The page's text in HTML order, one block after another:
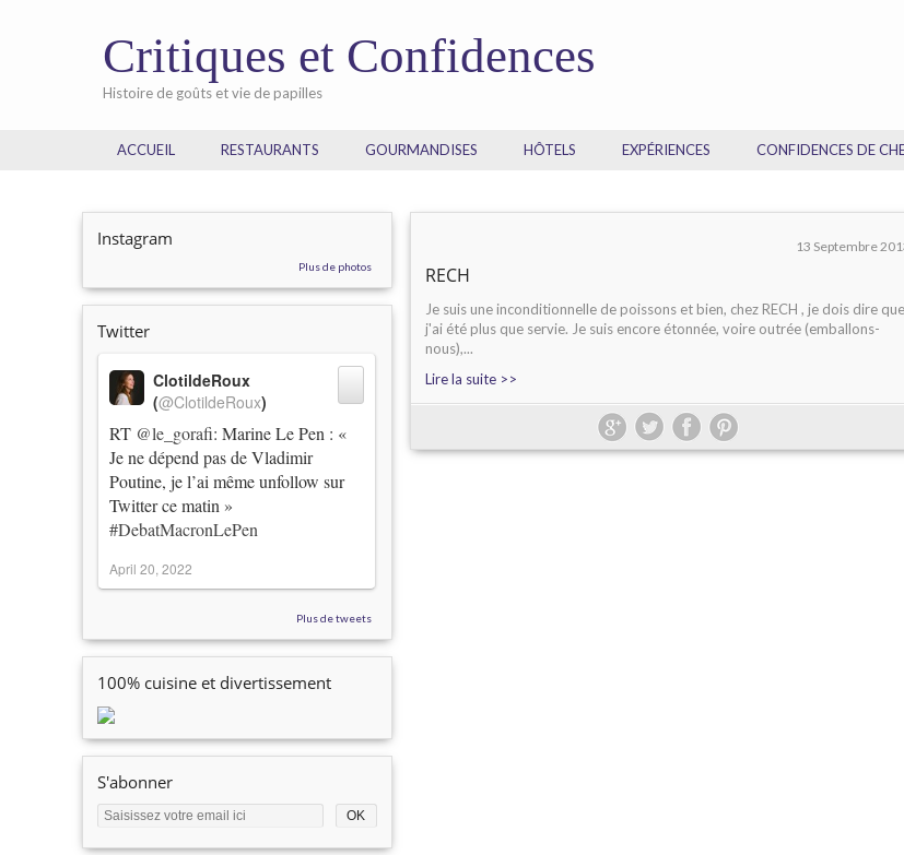
Critiques et Confidences
Histoire de goûts et vie de papilles
ACCUEIL RESTAURANTS GOURMANDISES HÔTELS EXPÉRIENCES CONFIDENCES DE
Instagram
Plus de photos
Twitter
RT @le_gorafi: Marine Le Pen : «
Je ne dépend pas de Vladimir
Poutine, je l’ai même unfollow sur
Twitter ce matin »
#DebatMacronLePen
ClotildeRoux
(@ClotildeRoux)
April 20, 2022
Plus de tweets
100% cuisine et divertissement
S'abonner
13 Septembre
RECH
Je suis une inconditionnelle de poissons et bien, chez RECH , je dois dire que
j'ai été plus que servie. Je suis encore étonnée, voire outrée (emballons-
nous),...
Lire la suite >>